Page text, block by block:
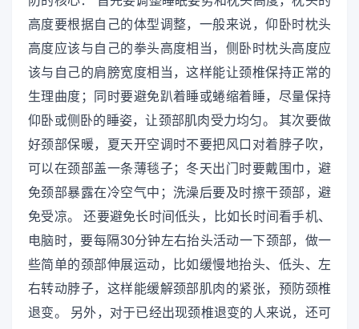
高度要根据自己的体型调整，一般来说，仰卧时枕头
高度应该与自己的拳头高度相当，侧卧时枕头高度应
该与自己的肩膀宽度相当，这样能让颈椎保持正常的
生理曲度；同时要避免趴着睡或蜷缩着睡，尽量保持
仰卧或侧卧的睡姿，让颈部肌肉受力均匀。 其次要做
好颈部保暖，夏天开空调时不要把风口对着脖子吹，
可以在颈部盖一条薄毯子；冬天出门时要戴围巾，避
免颈部暴露在冷空气中；洗澡后要及时擦干颈部，避
免受凉。 还要避免长时间低头，比如长时间看手机、
电脑时，要每隔30分钟左右抬头活动一下颈部，做一
些简单的颈部伸展运动，比如缓慢地抬头、低头、左
右转动脖子，这样能缓解颈部肌肉的紧张，预防颈椎
退变。 另外，对于已经出现颈椎退变的人来说，还可